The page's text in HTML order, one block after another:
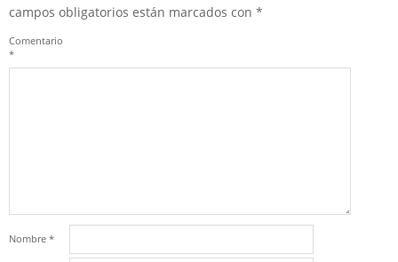
campos obligatorios están marcados con *
Comentario
*
Nombre *